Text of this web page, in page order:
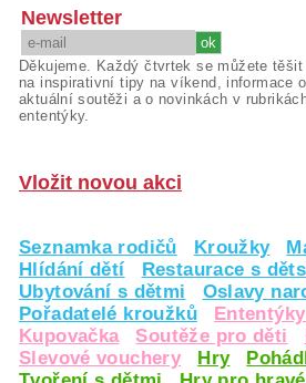
Newsletter
Děkujeme. Každý čtvrtek se můžete těšit
na inspirativní tipy na víkend, informace o
aktuální soutěži a o novinkách v
ententýky.
Vložit novou akci
Seznamka rodičů Kroužky
Hlídání dětí
Restaurace s
Ubytování s dětmi
Oslavy
Pořadatelé kroužků
Kupovačka
Soutěže pro děti
Slevové vouchery
Hry